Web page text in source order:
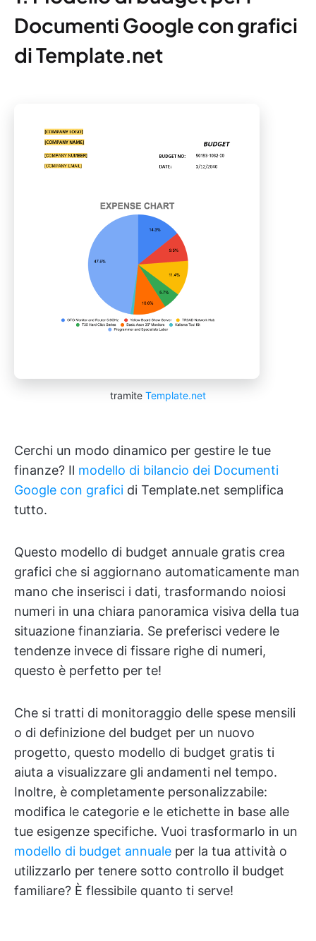
Documenti Google con grafici
di Template.net
tramite Template.net
Cerchi un modo dinamico per gestire le tue
finanze? Il modello di bilancio dei Documenti
Google con grafici di Template.net semplifica
tutto.
Questo modello di budget annuale gratis crea
grafici che si aggiornano automaticamente man
mano che inserisci i dati, trasformando noiosi
numeri in una chiara panoramica visiva della tua
situazione finanziaria. Se preferisci vedere le
tendenze invece di fissare righe di numeri,
questo è perfetto per te!
Che si tratti di monitoraggio delle spese mensili
o di definizione del budget per un nuovo
progetto, questo modello di budget gratis ti
aiuta a visualizzare gli andamenti nel tempo.
Inoltre, è completamente personalizzabile:
modifica le categorie e le etichette in base alle
tue esigenze specifiche. Vuoi trasformarlo in un
modello di budget annuale per la tua attività o
utilizzarlo per tenere sotto controllo il budget
familiare? È flessibile quanto ti serve!